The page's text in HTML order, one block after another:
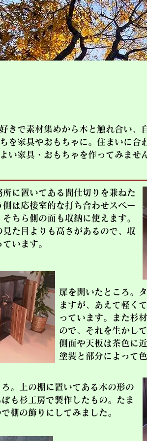
きで素材集めから木と触れ合い、
を家具やおもちゃに。住まいに合
い家具・おもちゃを作ってみませ
に置いてある間仕切りを兼ねた
側は応接室的な打ち合わせスペー
ちら側の面も収納に使えます。
見た目よりも高さがあるので、収
います。
扉を開いたところ。
ますが、あえて軽く
っています。また杉
ので、それを生かし
側面や天板は茶色に
塗装と部分によって
。上の棚に置いてある木の形の
も杉工房で製作したもの。たま
棚の飾りにしてみました。